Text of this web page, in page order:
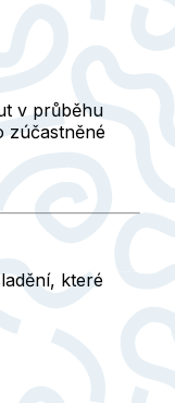
v průběhu
zúčastněné
které